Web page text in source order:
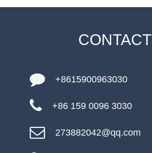
CONTACT
+8615900963030
+86 159 0096 3030
273882042@qq.com